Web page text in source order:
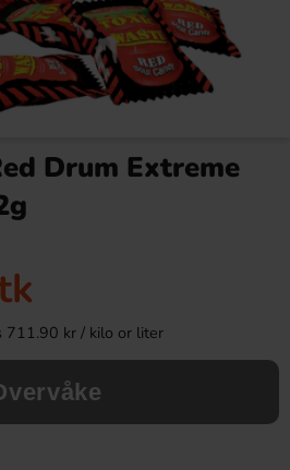
Drum Extreme
711.90 kr / kilo or liter